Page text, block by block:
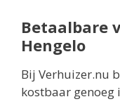
Betaalbare
Hengelo
Bij Verhuizer.nu
kostbaar genoeg